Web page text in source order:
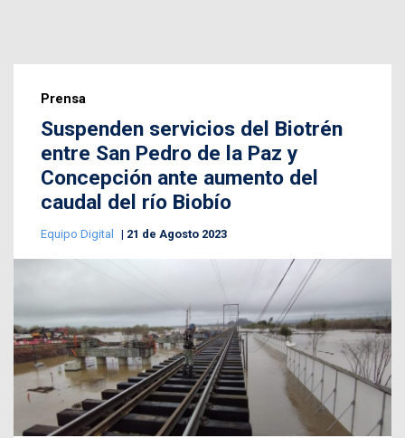
Prensa
Suspenden servicios del Biotrén
entre San Pedro de la Paz y
Concepción ante aumento del
caudal del río Biobío
Equipo Digital 21 de Agosto 2023